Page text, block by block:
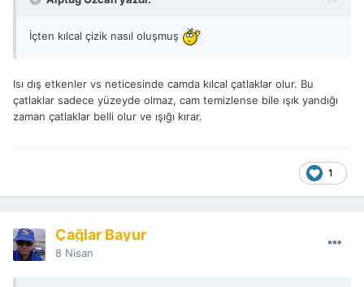
İçten kılcal çizik nasıl oluşmuş
Isı dış etkenler vs neticesinde camda kılcal çatlaklar olur. Bu
çatlaklar sadece yüzeyde olmaz, cam temizlense bile ışık yandığı
zaman çatlaklar belli olur ve ışığı kırar.
1
Çağlar Bayur
8 Nisan